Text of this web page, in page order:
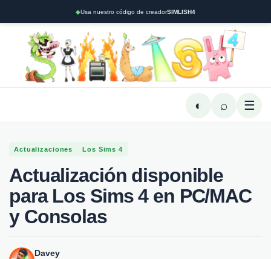
◆Usa nuestro código de creadorSIMLISH4
◐ ⌕ ☰
Actualizaciones Los Sims 4
Actualización disponible
para Los Sims 4 en PC/MAC
y Consolas
Davey